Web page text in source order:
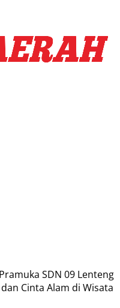
SDN 09 Lenteng
Cinta Alam di Wisata